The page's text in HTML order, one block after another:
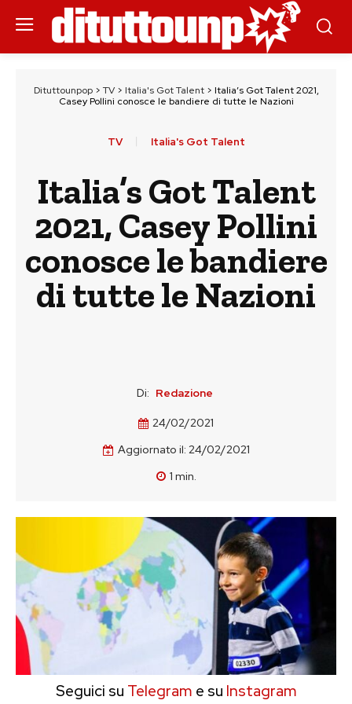
Dituttounpop> TV> Italia's Got Talent> Italia’s Got Talent 2021,
Casey Pollini conosce le bandiere di tutte le Nazioni
TV Italia's Got Talent
Italia’s Got Talent
2021, Casey Pollini
conosce le bandiere
di tutte le Nazioni
Di: Redazione
24/02/2021
Aggiornato il: 24/02/2021
1 min.
Seguici su Telegram e su Instagram